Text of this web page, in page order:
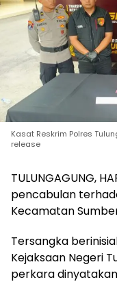
Kasat Reskrim Polres
release
TULUNGAGUNG,
pencabulan
Kecamatan
Tersangka
Kejaksaan Negeri
perkara